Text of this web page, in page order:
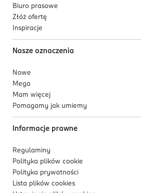
Biuro prasowe
Złóż ofertę
Inspiracje
Nasze oznaczenia
Nowe
Mega
Mam więcej
Pomagamy jak umiemy
Informacje prawne
Regulaminy
Polityka plików cookie
Polityka prywatności
Lista plików cookies